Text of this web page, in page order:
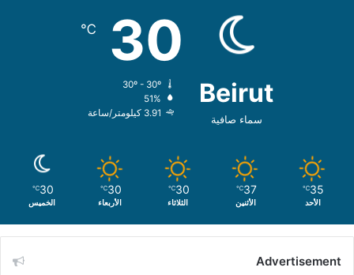
Beirut
سماء صافية
30
℃
51%
3.91 كيلومتر/ساعة
35
℃
الأحد
37
℃
الأثنين
30
℃
الثلاثاء
30
℃
الأربعاء
30
℃
الخميس
Advertisement